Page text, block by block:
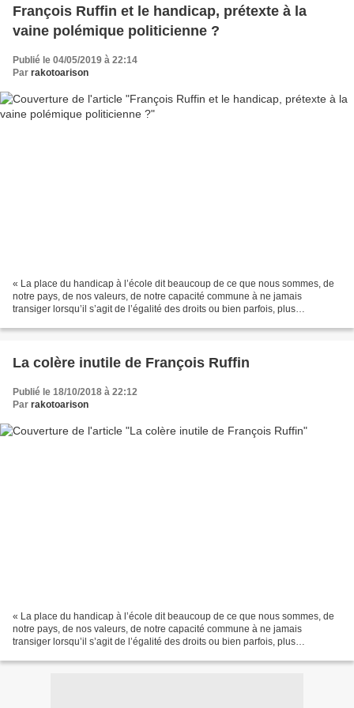
François Ruffin et le handicap, prétexte à la
vaine polémique politicienne ?
Publié le 04/05/2019 à 22:14
Par rakotoarison
« La place du handicap à l’école dit beaucoup de ce que nous sommes, de
notre pays, de nos valeurs, de notre capacité commune à ne jamais
transiger lorsqu’il s’agit de l’égalité des droits ou bien parfois, plus
La colère inutile de François Ruffin
Publié le 18/10/2018 à 22:12
Par rakotoarison
« La place du handicap à l’école dit beaucoup de ce que nous sommes, de
notre pays, de nos valeurs, de notre capacité commune à ne jamais
transiger lorsqu’il s’agit de l’égalité des droits ou bien parfois, plus